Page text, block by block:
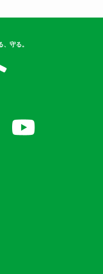
守る。